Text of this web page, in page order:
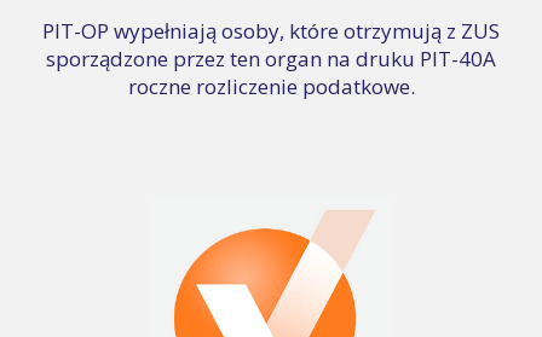
PIT-OP wypełniają osoby, które otrzymują z ZUS
sporządzone przez ten organ na druku PIT-40A
roczne rozliczenie podatkowe.